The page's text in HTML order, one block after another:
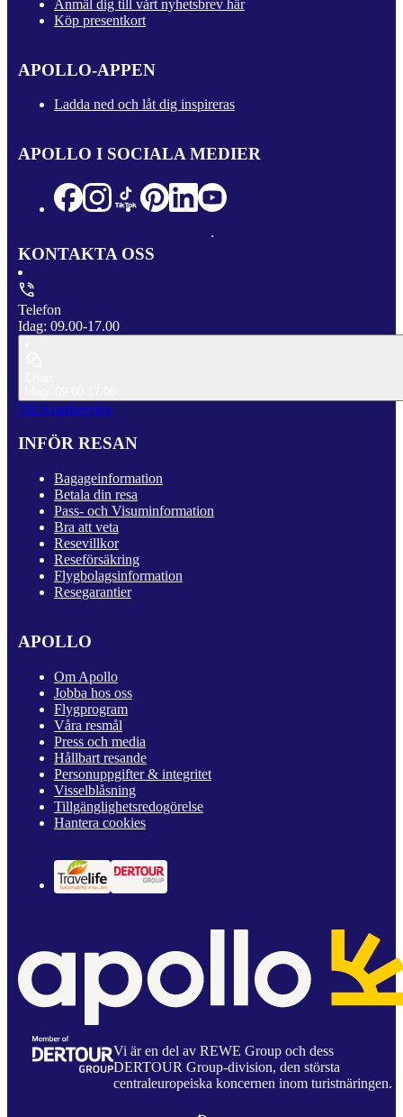
Anmäl dig till vårt nyhetsbrev här
Köp presentkort
APOLLO-APPEN
Ladda ned och låt dig inspireras
APOLLO I SOCIALA MEDIER
KONTAKTA OSS
Telefon
Idag: 09.00-17.00
Till Kundservice
INFÖR RESAN
Bagageinformation
Betala din resa
Pass- och Visuminformation
Bra att veta
Resevillkor
Reseförsäkring
Flygbolagsinformation
Resegarantier
APOLLO
Om Apollo
Jobba hos oss
Flygprogram
Våra resmål
Press och media
Hållbart resande
Personuppgifter & integritet
Visselblåsning
Tillgänglighetsredogörelse
Hantera cookies
Vi är en del av REWE Group och dess
DERTOUR Group-division, den största
centraleuropeiska koncernen inom turistnäringen.